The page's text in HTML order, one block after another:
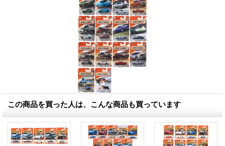
この商品を買った人は、こんな商品も買っています